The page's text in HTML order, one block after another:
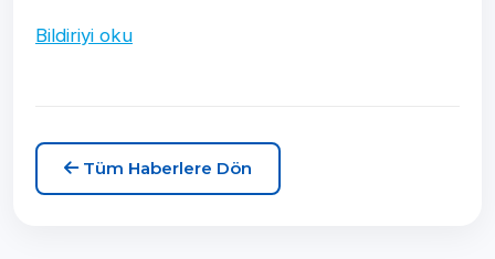
Bildiriyi oku
Tüm Haberlere Dön